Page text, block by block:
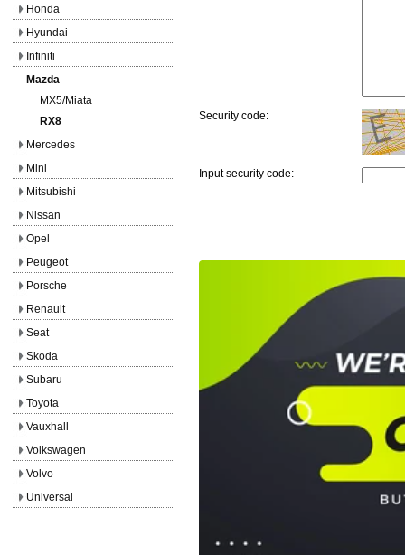
Security code:
Input security code:
Honda
Hyundai
Infiniti
Mazda
MX5/Miata
RX8
Mercedes
Mini
Mitsubishi
Nissan
Opel
Peugeot
Porsche
Renault
Seat
Skoda
Subaru
Toyota
Vauxhall
Volkswagen
Volvo
Universal